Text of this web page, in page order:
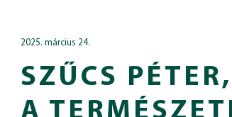
2025. március 24.
SZŰCS